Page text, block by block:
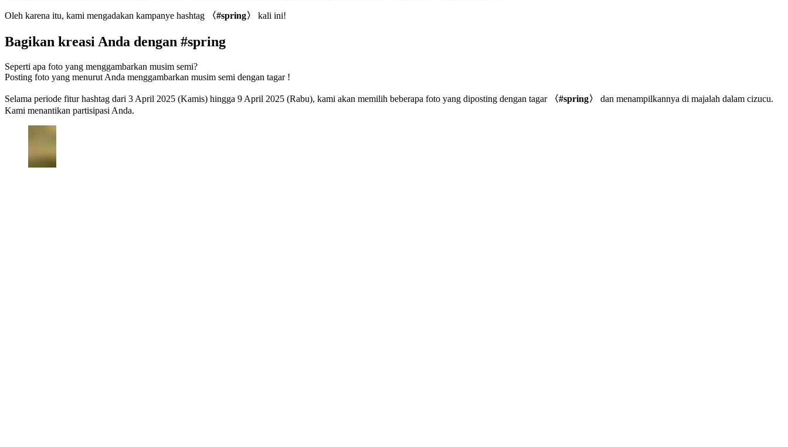
Oleh karena itu, kami mengadakan kampanye hashtag 〈#spring〉 kali ini!
Bagikan kreasi Anda dengan #spring
Seperti apa foto yang menggambarkan musim semi?
Posting foto yang menurut Anda menggambarkan musim semi dengan tagar !
Selama periode fitur hashtag dari 3 April 2025 (Kamis) hingga 9 April 2025 (Rabu), kami akan memilih beberapa foto yang diposting dengan tagar 〈#spring〉
dan menampilkannya di majalah dalam cizucu.
Kami menantikan partisipasi Anda.